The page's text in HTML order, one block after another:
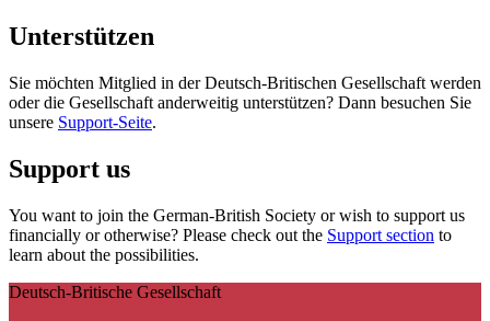
Unterstützen
Sie möchten Mitglied in der Deutsch-Britischen Gesellschaft werden
oder die Gesellschaft anderweitig unterstützen? Dann besuchen Sie
unsere Support-Seite.
Support us
You want to join the German-British Society or wish to support us
financially or otherwise? Please check out the Support section to
learn about the possibilities.
Deutsch-Britische Gesellschaft